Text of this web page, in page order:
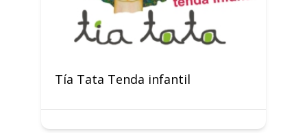
Tía Tata Tenda infantil